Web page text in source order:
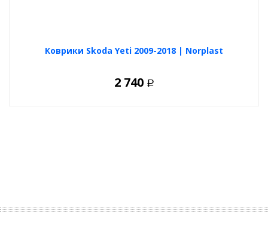
Коврики Skoda Yeti 2009-2018 | Norplast
2 740 Р